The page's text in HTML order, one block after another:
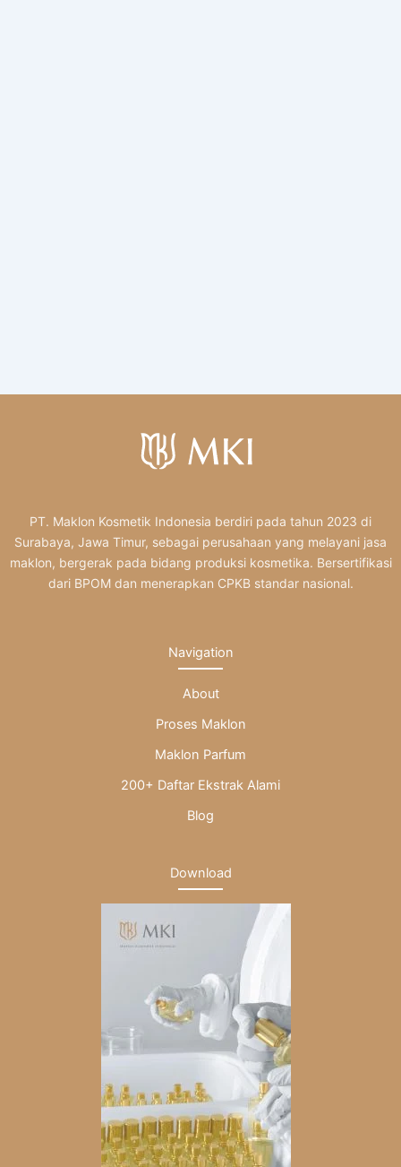
PT. Maklon Kosmetik Indonesia berdiri pada tahun 2023 di
Surabaya, Jawa Timur, sebagai perusahaan yang melayani jasa
maklon, bergerak pada bidang produksi kosmetika. Bersertifikasi
dari BPOM dan menerapkan CPKB standar nasional.
Navigation
About
Proses Maklon
Maklon Parfum
200+ Daftar Ekstrak Alami
Blog
Download